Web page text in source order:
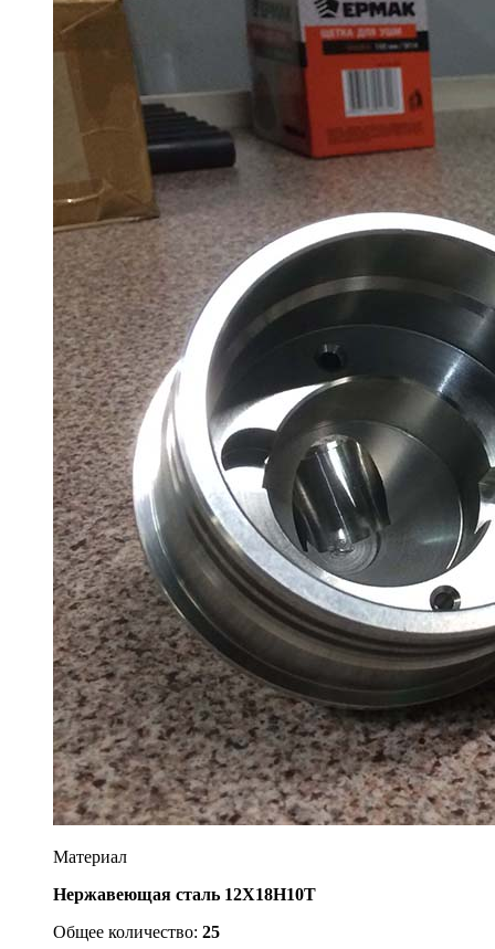
Материал
Нержавеющая сталь 12Х18Н10Т
Общее количество: 25